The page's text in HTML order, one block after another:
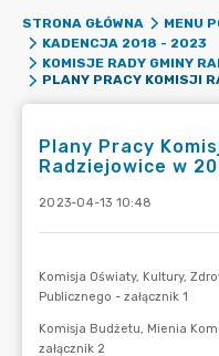
STRONA GŁÓWNA MENU
KADENCJA 2018 - 2023
KOMISJE RADY GMINY
Plany Pracy
Radziejowice w
2023-04-13 10:48